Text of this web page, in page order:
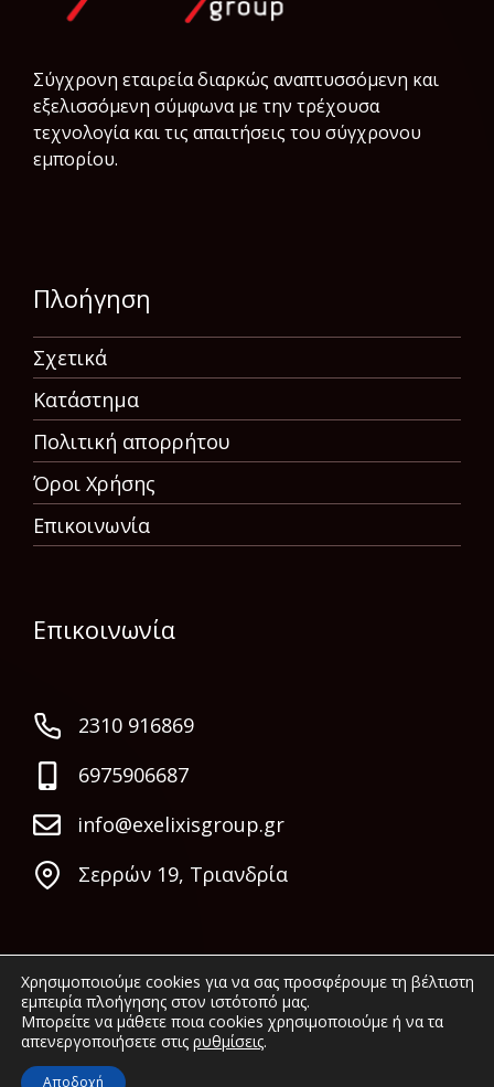
Σύγχρονη εταιρεία διαρκώς αναπτυσσόμενη και
εξελισσόμενη σύμφωνα µε την τρέχουσα
τεχνολογία και τις απαιτήσεις του σύγχρονου
εμπορίου.
Πλοήγηση
Σχετικά
Κατάστημα
Πολιτική απορρήτου
Όροι Χρήσης
Επικοινωνία
Επικοινωνία
2310 916869
6975906687
info@exelixisgroup.gr
Σερρών 19, Τριανδρία
© 2022 Exelixis Group. All rights reserved.
Χρησιμοποιούμε cookies για να σας προσφέρουμε τη βέλτιστη
εμπειρία πλοήγησης στον ιστότοπό μας.
Μπορείτε να μάθετε ποια cookies χρησιμοποιούμε ή να τα
απενεργοποιήσετε στις ρυθμίσεις.
Αποδοχή